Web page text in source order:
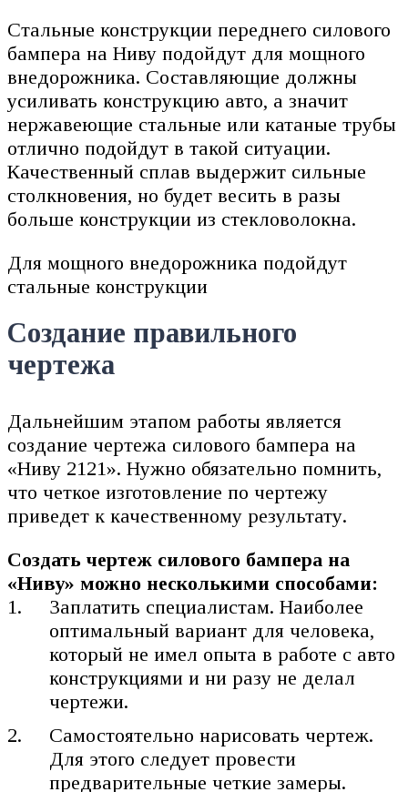
Стальные конструкции переднего силового
бампера на Ниву подойдут для мощного
внедорожника. Составляющие должны
усиливать конструкцию авто, а значит
нержавеющие стальные или катаные трубы
отлично подойдут в такой ситуации.
Качественный сплав выдержит сильные
столкновения, но будет весить в разы
больше конструкции из стекловолокна.
Для мощного внедорожника подойдут
стальные конструкции
Создание правильного
чертежа
Дальнейшим этапом работы является
создание чертежа силового бампера на
«Ниву 2121». Нужно обязательно помнить,
что четкое изготовление по чертежу
приведет к качественному результату.
Создать чертеж силового бампера на
«Ниву» можно несколькими способами:
Заплатить специалистам. Наиболее
оптимальный вариант для человека,
который не имел опыта в работе с авто
конструкциями и ни разу не делал
чертежи.
Самостоятельно нарисовать чертеж.
Для этого следует провести
предварительные четкие замеры.